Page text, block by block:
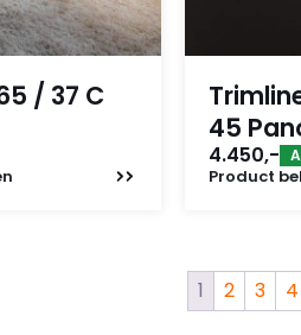
/ 37 C
45
4.450,- A
Product
1 2 3 4